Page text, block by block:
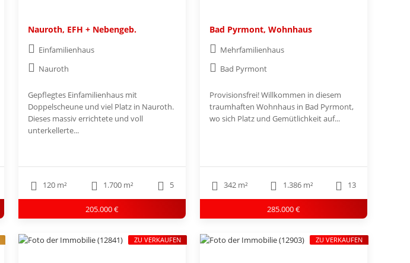
Nauroth, EFH + Nebengeb.
Einfamilienhaus
Nauroth
Gepflegtes Einfamilienhaus mit
Doppelscheune und viel Platz in Nauroth.
Dieses massiv errichtete und voll
unterkellerte...
120 m² 1.700 m² 5
205.000 €
Bad Pyrmont, Wohnhaus
Mehrfamilienhaus
Bad Pyrmont
Provisionsfrei! Willkommen in diesem
traumhaften Wohnhaus in Bad Pyrmont,
wo sich Platz und Gemütlichkeit auf...
342 m² 1.386 m² 13
285.000 €
ZU VERKAUFEN ZU VERKAUFEN